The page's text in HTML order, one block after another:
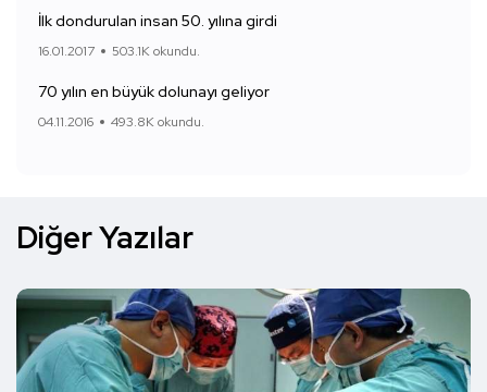
İlk dondurulan insan 50. yılına girdi
16.01.2017 503.1K okundu.
70 yılın en büyük dolunayı geliyor
04.11.2016 493.8K okundu.
Diğer Yazılar